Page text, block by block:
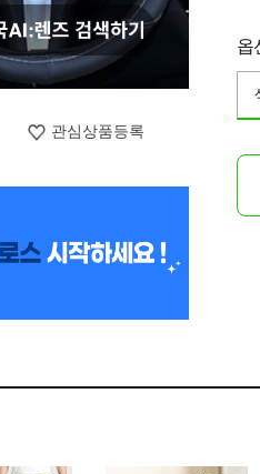
관심상품등록
옵